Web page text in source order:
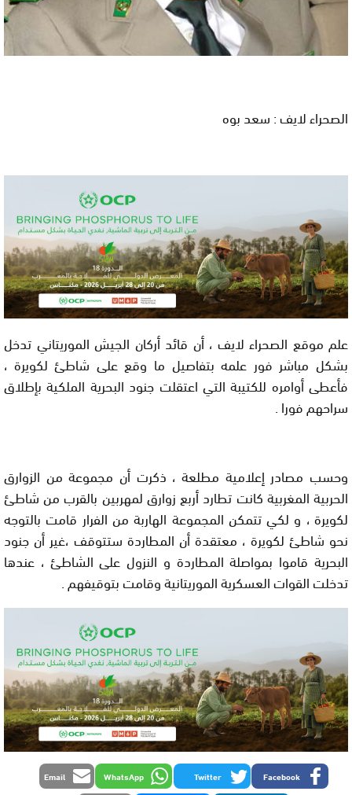
الصحراء لايف : سعد بوه
علم موقع الصحراء لايف ، أن قائد أركان الجيش الموريتاني تدخل
بشكل مباشر فور علمه بتفاصيل ما وقع على شاطئ لكويرة ،
فأعطى أوامره للكتيبة التي اعتقلت جنود البحرية الملكية بإطلاق
سراحهم فورا .
وحسب مصادر إعلامية مطلعة ، ذكرت أن مجموعة من الزوارق
الحربية المغربية كانت تطارد أربع زوارق لمهربين بالقرب من شاطئ
لكويرة ، و لكي تتمكن المجموعة الهاربة من الفرار قامت بالتوجه
نحو شاطئ لكويرة ، معتقدة أن المطاردة ستتوقف ،غير أن جنود
البحرية قاموا بمواصلة المطاردة و النزول على الشاطئ ، عندها
تدخلت القوات العسكرية الموريتانية وقامت بتوقيفهم .
Facebook
Twitter
WhatsApp
Email